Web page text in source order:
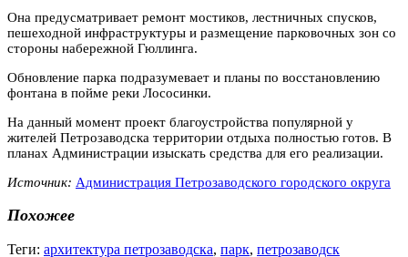
Она предусматривает ремонт мостиков, лестничных спусков,
пешеходной инфраструктуры и размещение парковочных зон со
стороны набережной Гюллинга.
Обновление парка подразумевает и планы по восстановлению
фонтана в пойме реки Лососинки.
На данный момент проект благоустройства популярной у
жителей Петрозаводска территории отдыха полностью готов. В
планах Администрации изыскать средства для его реализации.
Источник: Администрация Петрозаводского городского округа
Похожее
Теги: архитектура петрозаводска, парк, петрозаводск